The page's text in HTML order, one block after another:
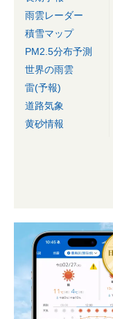
雨雲レーダー
積雪マップ
PM2.5分布予測
世界の雨雲
雷(予報)
道路気象
黄砂情報